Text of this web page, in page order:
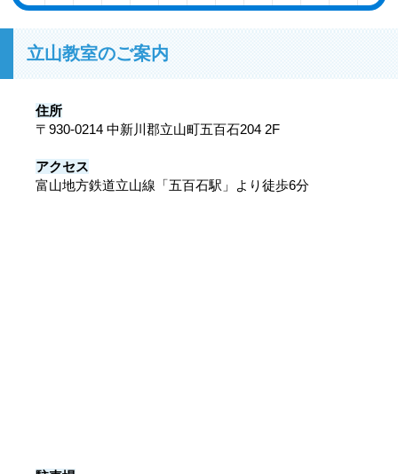
立山教室のご案内
住所
〒930-0214 中新川郡立山町五百石204 2F
アクセス
富山地方鉄道立山線「五百石駅」より徒歩6分